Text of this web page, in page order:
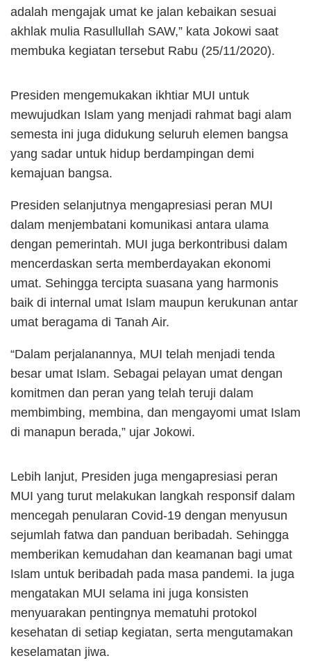
adalah mengajak umat ke jalan kebaikan sesuai
akhlak mulia Rasullullah SAW,” kata Jokowi saat
membuka kegiatan tersebut Rabu (25/11/2020).
Presiden mengemukakan ikhtiar MUI untuk
mewujudkan Islam yang menjadi rahmat bagi alam
semesta ini juga didukung seluruh elemen bangsa
yang sadar untuk hidup berdampingan demi
kemajuan bangsa.
Presiden selanjutnya mengapresiasi peran MUI
dalam menjembatani komunikasi antara ulama
dengan pemerintah. MUI juga berkontribusi dalam
mencerdaskan serta memberdayakan ekonomi
umat. Sehingga tercipta suasana yang harmonis
baik di internal umat Islam maupun kerukunan antar
umat beragama di Tanah Air.
“Dalam perjalanannya, MUI telah menjadi tenda
besar umat Islam. Sebagai pelayan umat dengan
komitmen dan peran yang telah teruji dalam
membimbing, membina, dan mengayomi umat Islam
di manapun berada,” ujar Jokowi.
Lebih lanjut, Presiden juga mengapresiasi peran
MUI yang turut melakukan langkah responsif dalam
mencegah penularan Covid-19 dengan menyusun
sejumlah fatwa dan panduan beribadah. Sehingga
memberikan kemudahan dan keamanan bagi umat
Islam untuk beribadah pada masa pandemi. Ia juga
mengatakan MUI selama ini juga konsisten
menyuarakan pentingnya mematuhi protokol
kesehatan di setiap kegiatan, serta mengutamakan
keselamatan jiwa.